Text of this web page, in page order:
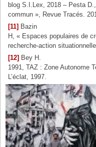
blog S.I.Lex, 2018 – Pesta
commun », Revue Tracés.
[11] Bazin
H, « Espaces populaires de
recherche-action
[12] Bey H.
1991, TAZ : Zone Autonome
L’éclat, 1997.